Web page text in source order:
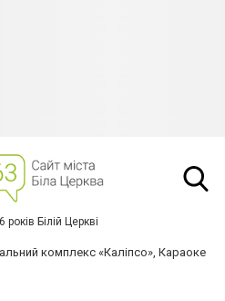
років Білій Церкві
комплекс «Каліпсо», Караоке